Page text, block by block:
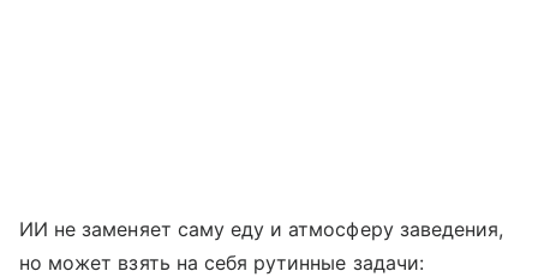
ИИ не заменяет саму еду и атмосферу заведения,
но может взять на себя рутинные задачи: